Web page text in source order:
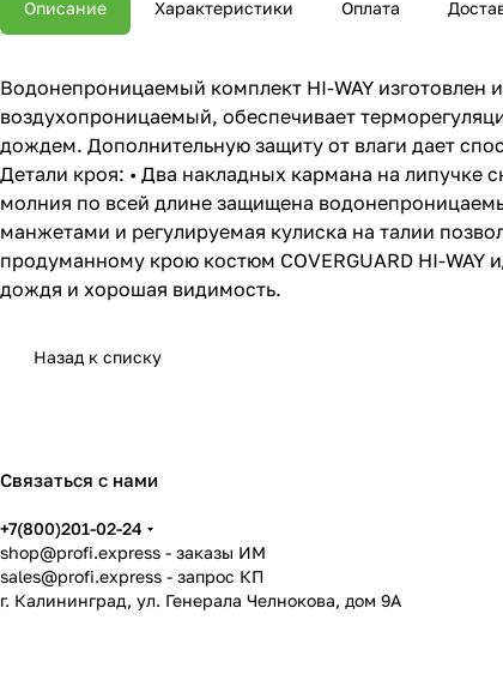
Описание Характеристики Оплата
Водонепроницаемый комплект HI-WAY изготовлен
воздухопроницаемый, обеспечивает
дождем. Дополнительную защиту от влаги дает
Детали кроя: • Два накладных кармана на липучке
молния по всей длине защищена
манжетами и регулируемая кулиска на талии
продуманному крою костюм COVERGUARD HI-WAY
дождя и хорошая видимость.
Назад к списку
Связаться с нами
+7(800)201-02-24
shop@profi.express - заказы ИМ
sales@profi.express - запрос КП
г. Калининград, ул. Генерала Челнокова, дом 9A